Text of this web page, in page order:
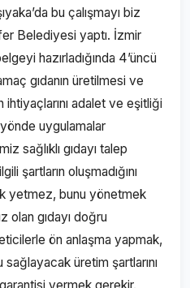
bu çalışmayı biz
Belediyesi yaptı. İzmir
hazırladığında 4’üncü
gıdanın üretilmesi ve
adalet ve eşitliği
uygulamalar
sağlıklı gıdayı talep
şartların oluşmadığını
yetmez, bunu yönetmek
olan gıdayı doğru
ön anlaşma yapmak,
üretim şartlarını